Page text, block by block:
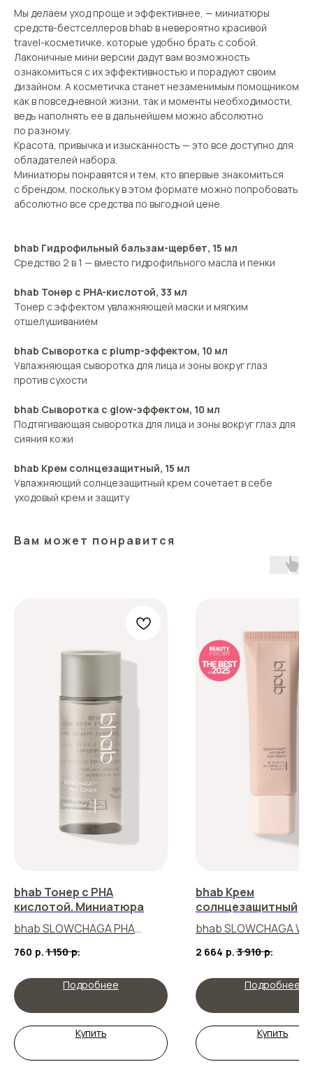
Мы делаем уход проще и эффективнее, — миниатюры
средств-бестселлеров bhab в невероятно красивой
travel-косметичке, которые удобно брать с собой.
Лаконичные мини версии дадут вам возможность
ознакомиться с их эффективностью и порадуют своим
дизайном. А косметичка станет незаменимым помощником
как в повседневной жизни, так и моменты необходимости,
ведь наполнять ее в дальнейшем можно абсолютно
по разному.
Красота, привычка и изысканность — это все доступно для
обладателей набора.
Миниатюры понравятся и тем, кто впервые знакомиться
с брендом, поскольку в этом формате можно попробовать
абсолютно все средства по выгодной цене.
bhab Гидрофильный бальзам-щербет, 15 мл
Средство 2 в 1 — вместо гидрофильного масла и пенки
bhab Тонер с PHA-кислотой, 33 мл
Тонер с эффектом увлажняющей маски и мягким
отшелушиванием
bhab Сыворотка с plump-эффектом, 10 мл
Увлажняющая сыворотка для лица и зоны вокруг глаз
против сухости
bhab Сыворотка с glow-эффектом, 10 мл
Подтягивающая сыворотка для лица и зоны вокруг глаз для
сияния кожи
bhab Крем солнцезащитный, 15 мл
Увлажняющий солнцезащитный крем сочетает в себе
уходовый крем и защиту
Вам может понравится
bhab Тонер с PHA
кислотой. Миниатюра
bhab SLOWCHAGA PHA
TONER
760 р. 1 150 р.
Подробнее
Купить
bhab Крем
солнцезащитный
bhab SLOWCHAGA
FIT SUN CREAM
2 664 р. 3 910 р.
Подробнее
Купить